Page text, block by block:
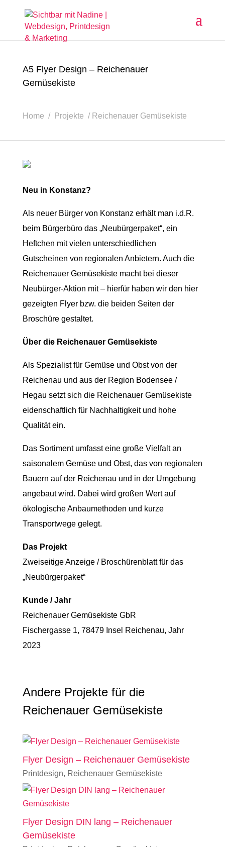
A5 Flyer Design – Reichenauer
Gemüsekiste
Home / Projekte / Reichenauer Gemüsekiste
Neu in Konstanz?
Als neuer Bürger von Konstanz erhält man i.d.R.
beim Bürgerbüro das „Neubürgerpaket“, ein
Heftchen mit vielen unterschiedlichen
Gutscheinen von regionalen Anbietern. Auch die
Reichenauer Gemüsekiste macht bei dieser
Neubürger-Aktion mit – hierfür haben wir den hier
gezeigten Flyer bzw. die beiden Seiten der
Broschüre gestaltet.
Über die Reichenauer Gemüsekiste
Als Spezialist für Gemüse und Obst von der
Reichenau und aus der Region Bodensee /
Hegau setzt sich die Reichenauer Gemüsekiste
eidenschaftlich für Nachhaltigkeit und hohe
Qualität ein.
Das Sortiment umfasst eine große Vielfalt an
saisonalem Gemüse und Obst, das von regionalen
Bauern auf der Reichenau und in der Umgebung
angebaut wird. Dabei wird großen Wert auf
ökologische Anbaumethoden und kurze
Transportwege gelegt.
Das Projekt
Zweiseitige Anzeige / Broschürenblatt für das
„Neubürgerpaket“
Kunde / Jahr
Reichenauer Gemüsekiste GbR
Fischergasse 1, 78479 Insel Reichenau, Jahr
2023
Andere Projekte für die
Reichenauer Gemüsekiste
Flyer Design – Reichenauer Gemüsekiste
Printdesign, Reichenauer Gemüsekiste
Flyer Design DIN lang – Reichenauer
Gemüsekiste